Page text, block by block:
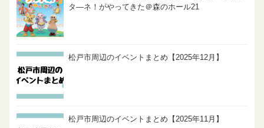
タ―ネ！がやってきた＠森のホール21
松戸市周辺のイベントまとめ【2025年12月】
松戸市周辺のイベントまとめ【2025年11月】